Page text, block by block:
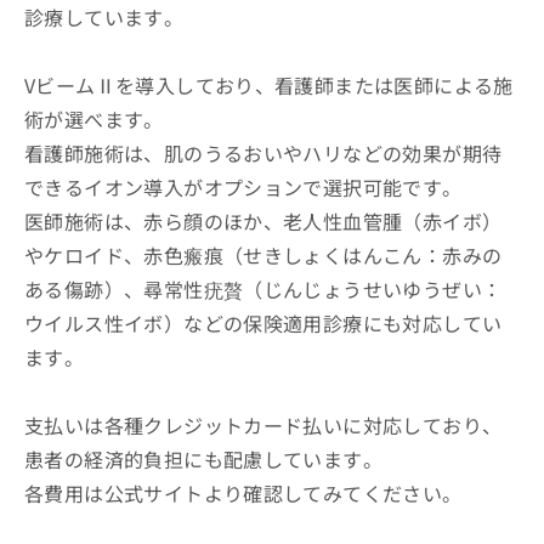
診療しています。
VビームⅡを導入しており、看護師または医師による施
術が選べます。
看護師施術は、肌のうるおいやハリなどの効果が期待
できるイオン導入がオプションで選択可能です。
医師施術は、赤ら顔のほか、老人性血管腫（赤イボ）
やケロイド、赤色瘢痕（せきしょくはんこん：赤みの
ある傷跡）、尋常性疣贅（じんじょうせいゆうぜい：
ウイルス性イボ）などの保険適用診療にも対応してい
ます。
支払いは各種クレジットカード払いに対応しており、
患者の経済的負担にも配慮しています。
各費用は公式サイトより確認してみてください。